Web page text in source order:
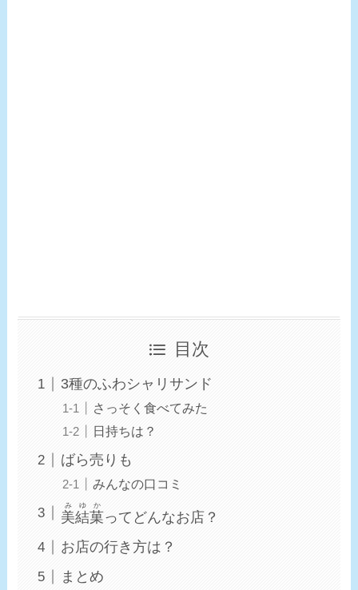
目次
3種のふわシャリサンド
さっそく食べてみた
日持ちは？
ばら売りも
みんなの口コミ
美結菓
みゆか
ってどんなお店？
お店の行き方は？
まとめ